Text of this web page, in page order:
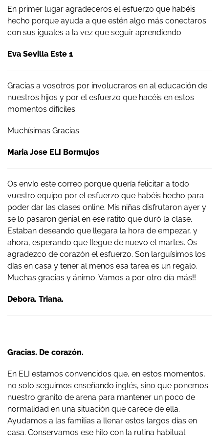
En primer lugar agradeceros el esfuerzo que habéis
hecho porque ayuda a que estén algo más conectaros
con sus iguales a la vez que seguir aprendiendo
Eva Sevilla Este 1
Gracias a vosotros por involucraros en al educación de
nuestros hijos y por el esfuerzo que hacéis en estos
momentos difíciles.
Muchísimas Gracias
Maria Jose ELI Bormujos
Os envío este correo porque quería felicitar a todo
vuestro equipo por el esfuerzo que habéis hecho para
poder dar las clases online. Mis niñas disfrutaron ayer y
se lo pasaron genial en ese ratito que duró la clase.
Estaban deseando que llegara la hora de empezar, y
ahora, esperando que llegue de nuevo el martes. Os
agradezco de corazón el esfuerzo. Son larguísimos los
días en casa y tener al menos esa tarea es un regalo.
Muchas gracias y ánimo. Vamos a por otro día más!!
Debora. Triana.
Gracias. De corazón.
En ELI estamos convencidos que, en estos momentos,
no solo seguimos enseñando inglés, sino que ponemos
nuestro granito de arena para mantener un poco de
normalidad en una situación que carece de ella.
Ayudamos a las familias a llenar estos largos días en
casa. Conservamos ese hilo con la rutina habitual.